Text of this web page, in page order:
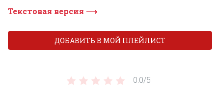
Текстовая версия ⟶
0.0/5
ДОБАВИТЬ В МОЙ ПЛЕЙЛИСТ